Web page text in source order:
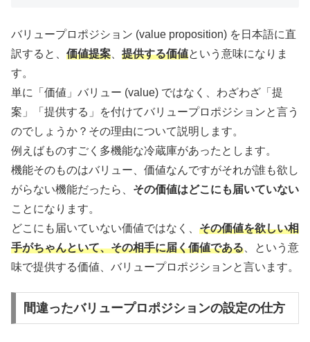
バリュープロポジション (value proposition) を日本語に直
訳すると、 価値提案 提供する価値という意味になりま
す。
単に「価値」バリュー (value) ではなく、わざわざ「提
案」「提供する」を付けてバリュープロポジションと言う
のでしょうか？その理由について説明します。
例えばものすごく多機能な冷蔵庫があったとします。
機能そのものはバリュー、価値なんですがそれが誰も欲し
がらない機能だったら、 その価値はどこにも届いていない
ことになります。
どこにも届いていない価値ではなく、 その価値を欲しい相
手がちゃんといて、その相手に届く価値である 、という意
味で提供する価値、バリュープロポジションと言います。
間違ったバリュープロポジションの設定の仕方